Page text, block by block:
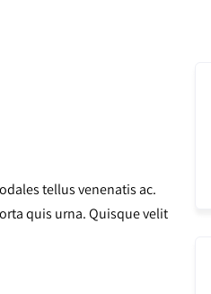
tellus venenatis ac.
quis urna. Quisque velit